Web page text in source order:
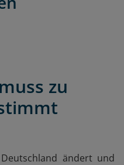
zu
ändert und